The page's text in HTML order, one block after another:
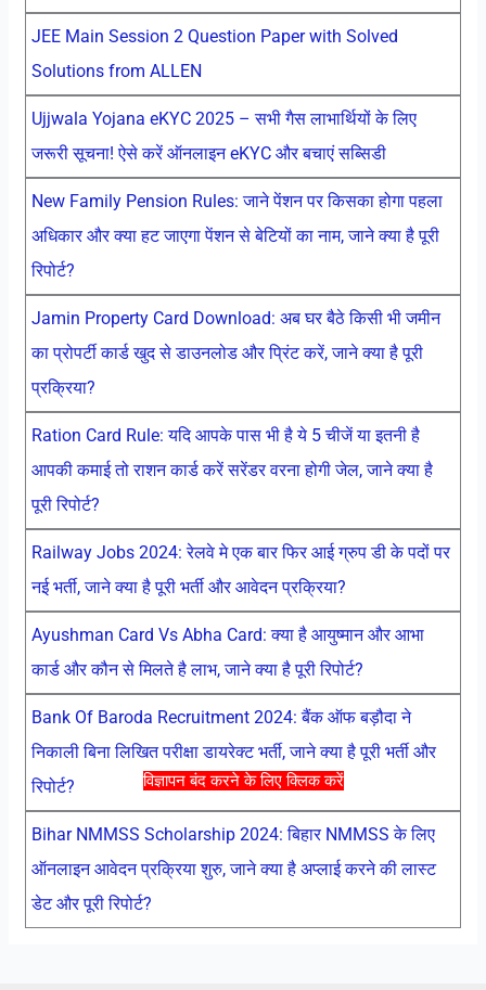
विज्ञापन बंद करने के लिए क्लिक करें
JEE Main Session 2 Question Paper with Solved
Solutions from ALLEN
Ujjwala Yojana eKYC 2025 – सभी गैस लाभार्थियों के लिए
जरूरी सूचना! ऐसे करें ऑनलाइन eKYC और बचाएं सब्सिडी
New Family Pension Rules: जाने पेंशन पर किसका होगा पहला
अधिकार और क्या हट जाएगा पेंशन से बेटियों का नाम, जाने क्या है पूरी
रिपोर्ट?
Jamin Property Card Download: अब घर बैठे किसी भी जमीन
का प्रोपर्टी कार्ड खुद से डाउनलोड और प्रिंट करें, जाने क्या है पूरी
प्रक्रिया?
Ration Card Rule: यदि आपके पास भी है ये 5 चीजें या इतनी है
आपकी कमाई तो राशन कार्ड करें सरेंडर वरना होगी जेल, जाने क्या है
पूरी रिपोर्ट?
Railway Jobs 2024: रेलवे मे एक बार फिर आई ग्रुप डी के पदों पर
नई भर्ती, जाने क्या है पूरी भर्ती और आवेदन प्रक्रिया?
Ayushman Card Vs Abha Card: क्या है आयुष्मान और आभा
कार्ड और कौन से मिलते है लाभ, जाने क्या है पूरी रिपोर्ट?
Bank Of Baroda Recruitment 2024: बैंक ऑफ बड़ौदा ने
निकाली बिना लिखित परीक्षा डायरेक्ट भर्ती, जाने क्या है पूरी भर्ती और
रिपोर्ट?
Bihar NMMSS Scholarship 2024: बिहार NMMSS के लिए
ऑनलाइन आवेदन प्रक्रिया शुरु, जाने क्या है अप्लाई करने की लास्ट
डेट और पूरी रिपोर्ट?